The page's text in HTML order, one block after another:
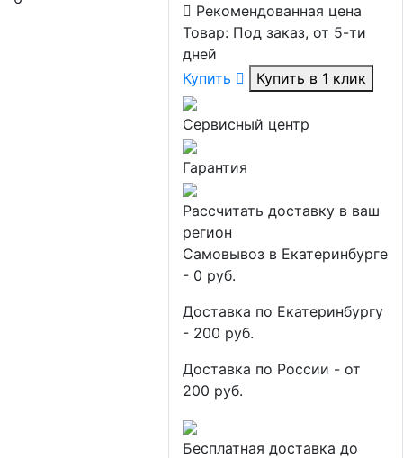
Рекомендованная цена
Товар: Под заказ, от 5-ти
дней
Купить
Купить в 1 клик
Сервисный центр
Гарантия
Рассчитать доставку в ваш
регион
Самовывоз в Екатеринбурге
- 0 руб.
Доставка по Екатеринбургу
- 200 руб.
Доставка по России - от
200 руб.
Бесплатная доставка до